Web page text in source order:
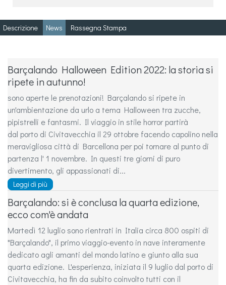
Descrizione News Rassegna Stampa
Barçalando Halloween Edition 2022: la storia si
ripete in autunno!
sono aperte le prenotazioni! Barçalando si ripete in
un'ambientazione da urlo a tema Halloween tra zucche,
pipistrelli e fantasmi. Il viaggio in stile horror partirà
dal porto di Civitavecchia il 29 ottobre facendo capolino nella
meravigliosa città di Barcellona per poi tornare al punto di
partenza l' 1 novembre. In questi tre giorni di puro
divertimento, gli appassionati di...
Leggi di più
Barçalando: si è conclusa la quarta edizione,
ecco com'è andata
Martedì 12 luglio sono rientrati in Italia circa 800 ospiti di
"Barçalando", il primo viaggio-evento in nave interamente
dedicato agli amanti del mondo latino e giunto alla sua
quarta edizione. L'esperienza, iniziata il 9 luglio dal porto di
Civitavecchia, ha fin da subito coinvolto tutti con il